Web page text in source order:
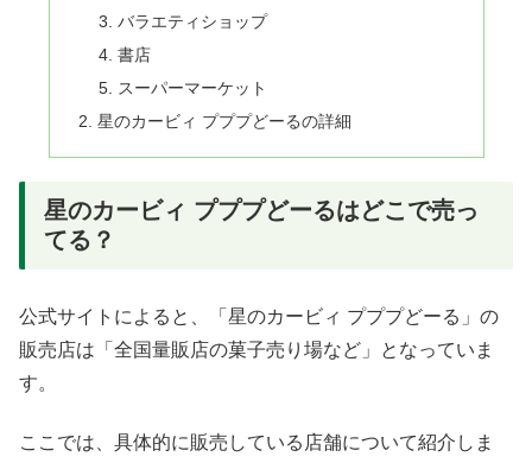
バラエティショップ
書店
スーパーマーケット
星のカービィ プププどーるの詳細
星のカービィ プププどーるはどこで売っ
てる？
公式サイトによると、「星のカービィ プププどーる」の
販売店は「全国量販店の菓子売り場など」となっていま
す。
ここでは、具体的に販売している店舗について紹介しま